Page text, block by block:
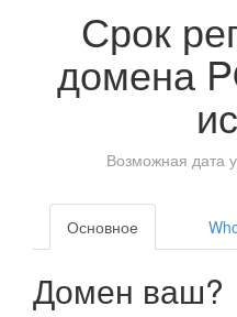
Срок
домена
Возможная дата
Основное
Домен ваш?